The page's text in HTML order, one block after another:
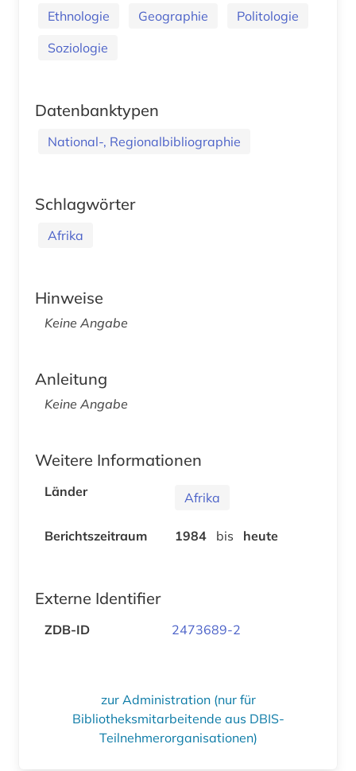
Ethnologie Geographie
Politologie
Soziologie
Datenbanktypen
National-, Regionalbibliographie
Schlagwörter
Afrika
Hinweise
Keine Angabe
Anleitung
Keine Angabe
Weitere Informationen
Länder Afrika
Berichtszeitraum 1984 bis heute
Externe Identifier
ZDB-ID 2473689-2
zur Administration (nur für
Bibliotheksmitarbeitende aus DBIS-
Teilnehmerorganisationen)